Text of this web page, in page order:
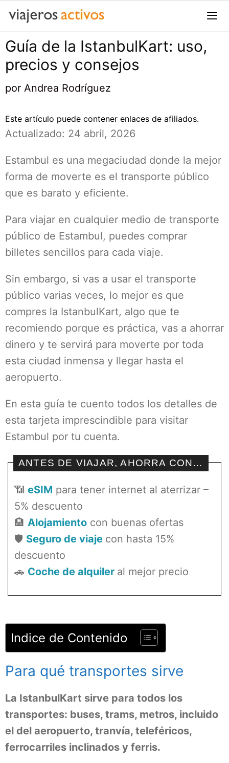
Saltar
contenido
Guía de la IstanbulKart: uso,
precios y consejos
por Andrea Rodríguez
Este artículo puede contener enlaces de afiliados.
Actualizado: 24 abril, 2026
Estambul es una megaciudad donde la mejor
forma de moverte es el transporte público
que es barato y eficiente.
Para viajar en cualquier medio de transporte
público de Estambul, puedes comprar
billetes sencillos para cada viaje.
Sin embargo, si vas a usar el transporte
público varias veces, lo mejor es que
compres la IstanbulKart, algo que te
recomiendo porque es práctica, vas a ahorrar
dinero y te servirá para moverte por toda
esta ciudad inmensa y llegar hasta el
aeropuerto.
En esta guía te cuento todos los detalles de
esta tarjeta imprescindible para visitar
Estambul por tu cuenta.
ANTES DE VIAJAR, AHORRA CON…
📶 eSIM para tener internet al aterrizar –
5% descuento
🏨 Alojamiento con buenas ofertas
🛡️ Seguro de viaje con hasta 15%
descuento
🚗 Coche de alquiler al mejor precio
Indice de Contenido
Para qué transportes sirve
La IstanbulKart sirve para todos los
transportes: buses, trams, metros, incluido
el del aeropuerto, tranvía, teleféricos,
ferrocarriles inclinados y ferris.